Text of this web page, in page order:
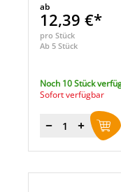
ab
12,39 €*
pro Stück
Ab 5 Stück
Noch 10 Stück
Sofort verfügbar
Menge